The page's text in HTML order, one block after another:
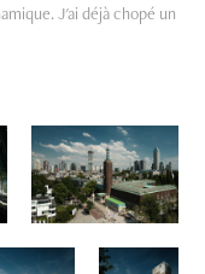
J'ai déjà chopé un